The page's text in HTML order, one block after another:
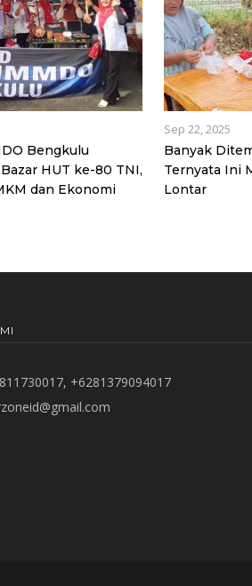
Bengkulu
HUT ke-80 TNI,
dan Ekonomi
Sep 22, 2025
Banyak
Ternyata Ini
Lontar
+6281379094017